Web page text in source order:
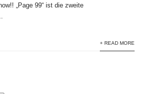
„Page 99“ ist die zweite
+ READ MORE